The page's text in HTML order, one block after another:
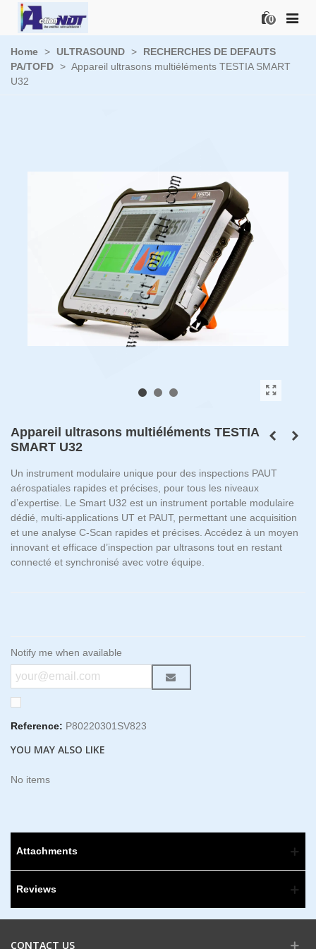
0
Home > ULTRASOUND >
RECHERCHES DE DEFAUTS
PA/TOFD > Appareil ultrasons multiéléments TESTIA SMART
U32
Appareil ultrasons multiéléments TESTIA
SMART U32
Un instrument modulaire unique pour des inspections PAUT
aérospatiales rapides et précises, pour tous les niveaux
d’expertise. Le Smart U32 est un instrument portable modulaire
dédié, multi-applications UT et PAUT, permettant une acquisition
et une analyse C-Scan rapides et précises. Accédez à un moyen
innovant et efficace d’inspection par ultrasons tout en restant
connecté et synchronisé avec votre équipe.
Notify me when available
Reference: P80220301SV823
YOU MAY ALSO LIKE
No items
Attachments
Reviews
CONTACT US